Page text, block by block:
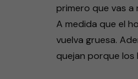
primero que vas a
A medida que el
vuelva gruesa.
quejan porque los